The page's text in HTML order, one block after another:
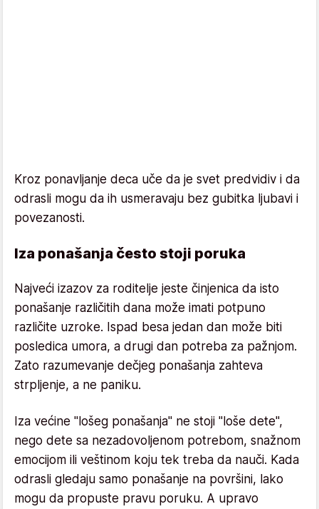
Kroz ponavljanje deca uče da je svet predvidiv i da
odrasli mogu da ih usmeravaju bez gubitka ljubavi i
povezanosti.
Iza ponašanja često stoji poruka
Najveći izazov za roditelje jeste činjenica da isto
ponašanje različitih dana može imati potpuno
različite uzroke. Ispad besa jedan dan može biti
posledica umora, a drugi dan potreba za pažnjom.
Zato razumevanje dečjeg ponašanja zahteva
strpljenje, a ne paniku.
Iza većine "lošeg ponašanja" ne stoji "loše dete",
nego dete sa nezadovoljenom potrebom, snažnom
emocijom ili veštinom koju tek treba da nauči. Kada
odrasli gledaju samo ponašanje na površini, lako
mogu da propuste pravu poruku. A upravo